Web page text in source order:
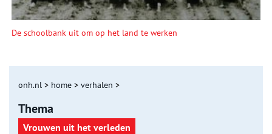
De schoolbank uit om op het land te werken
onh.nl > home > verhalen >
Thema
Vrouwen uit het verleden